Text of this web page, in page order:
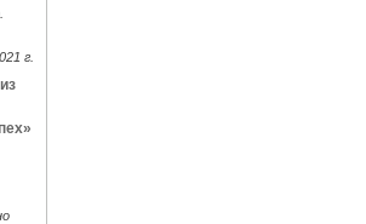
г.